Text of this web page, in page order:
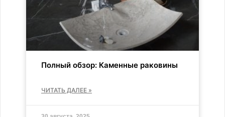
Полный обзор: Каменные раковины
ЧИТАТЬ ДАЛЕЕ »